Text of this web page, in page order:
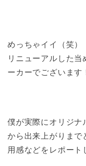
めっちゃイイ（笑）
リニューアルした
ーカーでございます
僕が実際にオリジナ
から出来上がりまで
用感などをレポート